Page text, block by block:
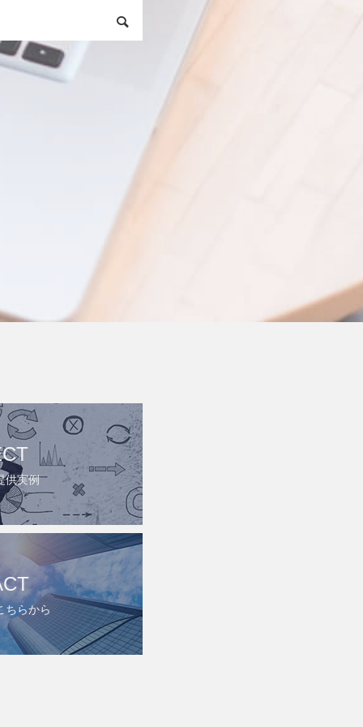
供実例
ちらから